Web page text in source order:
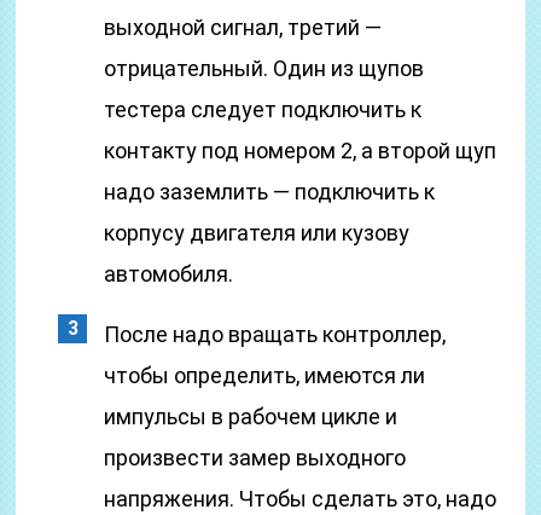
выходной сигнал, третий —
отрицательный. Один из щупов
тестера следует подключить к
контакту под номером 2, а второй щуп
надо заземлить — подключить к
корпусу двигателя или кузову
автомобиля.
После надо вращать контроллер,
чтобы определить, имеются ли
импульсы в рабочем цикле и
произвести замер выходного
напряжения. Чтобы сделать это, надо